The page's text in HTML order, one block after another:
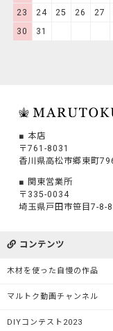
23
24 25 26 27
30
31
本店
〒761-8031
香川県高松市郷東町
関東営業所
〒335-0034
埼玉県戸田市笹目7-8-8
コンテンツ
木材を使った自慢の作品
マルトク動画チャンネル
DIYコンテスト2023